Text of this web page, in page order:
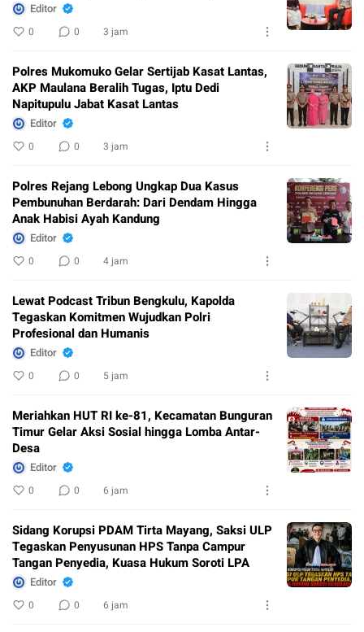
Editor
0 0 3 jam
Polres Mukomuko Gelar Sertijab Kasat Lantas,
AKP Maulana Beralih Tugas, Iptu Dedi
Napitupulu Jabat Kasat Lantas
Editor
0 0 3 jam
Polres Rejang Lebong Ungkap Dua Kasus
Pembunuhan Berdarah: Dari Dendam Hingga
Anak Habisi Ayah Kandung
Editor
0 0 4 jam
Lewat Podcast Tribun Bengkulu, Kapolda
Tegaskan Komitmen Wujudkan Polri
Profesional dan Humanis
Editor
0 0 5 jam
Meriahkan HUT RI ke-81, Kecamatan Bunguran
Timur Gelar Aksi Sosial hingga Lomba Antar-
Desa
Editor
0 0 6 jam
Sidang Korupsi PDAM Tirta Mayang, Saksi ULP
Tegaskan Penyusunan HPS Tanpa Campur
Tangan Penyedia, Kuasa Hukum Soroti LPA
Editor
0 0 6 jam